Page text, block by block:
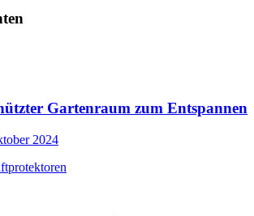
Gartenraum zum Entspannen
2024